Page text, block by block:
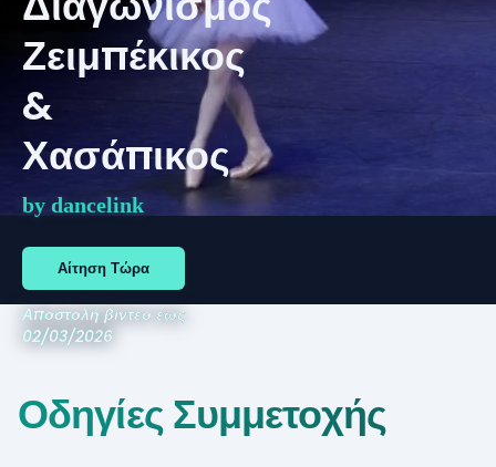
Ζειμπέκικος
&
Χασάπικος
by dancelink
Αίτηση Τώρα
Αποστολή βίντεο έως
02/03/2026
Οδηγίες Συμμετοχής